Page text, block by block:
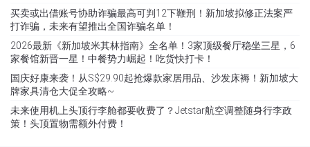
买卖或出借账号协助诈骗最高可判12下鞭刑！新加坡拟修正法案严
打诈骗，未来有望推出全国诈骗名单！
2026最新《新加坡米其林指南》全名单！3家顶级餐厅稳坐三星，6
家餐馆新晋一星！中餐势力崛起！吃货快打卡！
国庆好康来袭！从S$29.90起抢爆款家居用品、沙发床褥！新加坡大
牌家具清仓大促全攻略~
未来使用机上头顶行李舱都要收费了？Jetstar航空调整随身行李政
策！头顶置物需额外付费！